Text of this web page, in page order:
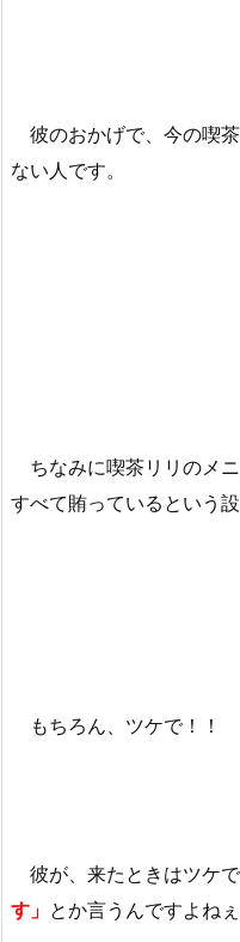
彼のおかげで、今の喫
ない人です。
ちなみに喫茶リリのメ
すべて賄っているという
もちろん、ツケで！！
彼が、来たときはツケで
す」 とか言うんですよねぇ